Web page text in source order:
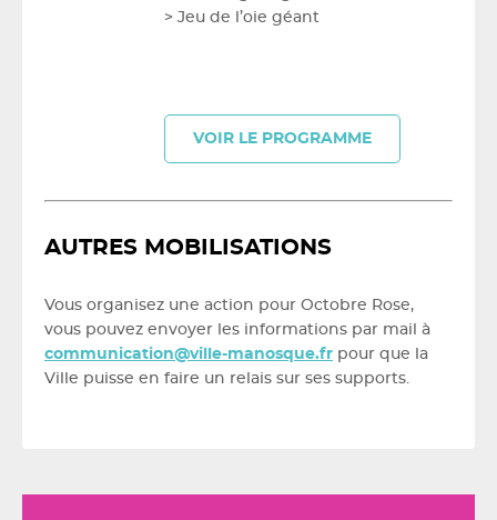
> Jeu de l’oie géant
VOIR LE PROGRAMME
AUTRES MOBILISATIONS
Vous organisez une action pour Octobre Rose,
vous pouvez envoyer les informations par mail à
communication@ville-manosque.fr pour que la
Ville puisse en faire un relais sur ses supports.